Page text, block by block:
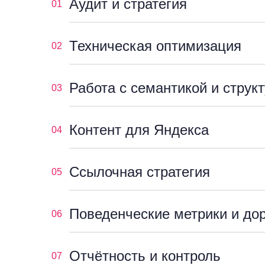
01 Аудит и стратегия
02 Техническая оптимизация
03 Работа с семантикой и
04 Контент для Яндекса
05 Ссылочная стратегия
06 Поведенческие метрики и
07 Отчётность и контроль